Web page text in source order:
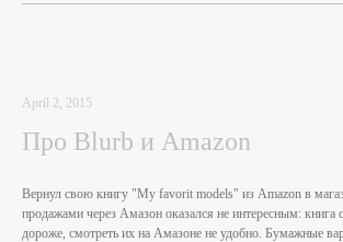
April 2, 2015
Про Blurb и Amazon
Вернул свою книгу "My favorit models" из Amazon в
продажами через Амазон оказался не интересным: книга
дороже, смотреть их на Амазоне не удобно. Бумажные